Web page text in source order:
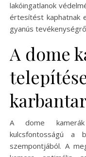
lakóingatlanok
értesítést kaphatnak
gyanús
A dome
A dome
kulcsfontosságú a
szempontjából. A